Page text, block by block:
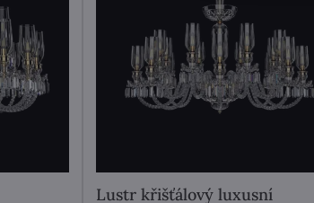
Lustr křišťálový luxusní